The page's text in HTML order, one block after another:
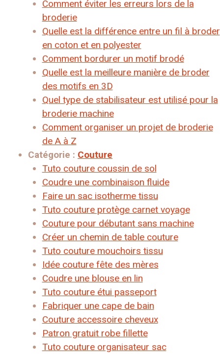
Comment éviter les erreurs lors de la
broderie
Quelle est la différence entre un fil à broder
en coton et en polyester
Comment bordurer un motif brodé
Quelle est la meilleure manière de broder
des motifs en 3D
Quel type de stabilisateur est utilisé pour la
broderie machine
Comment organiser un projet de broderie
de A à Z
Catégorie : Couture
Tuto couture coussin de sol
Coudre une combinaison fluide
Faire un sac isotherme tissu
Tuto couture protège carnet voyage
Couture pour débutant sans machine
Créer un chemin de table couture
Tuto couture mouchoirs tissu
Idée couture fête des mères
Coudre une blouse en lin
Tuto couture étui passeport
Fabriquer une cape de bain
Couture accessoire cheveux
Patron gratuit robe fillette
Tuto couture organisateur sac